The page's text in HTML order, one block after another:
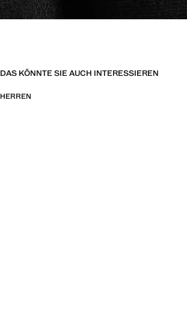
DAS KÖNNTE SIE AUCH INTERESSIEREN
HERREN